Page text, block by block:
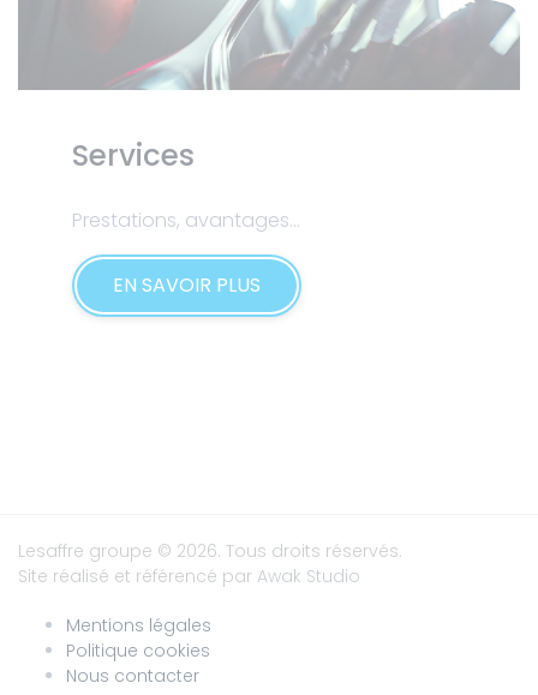
Services
Prestations, avantages...
EN SAVOIR PLUS
Lesaffre groupe © 2026. Tous droits réservés.
Site réalisé et référencé par Awak Studio
Mentions légales
Politique cookies
Nous contacter